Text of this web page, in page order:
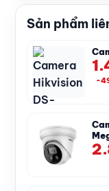
Sản phẩm
-